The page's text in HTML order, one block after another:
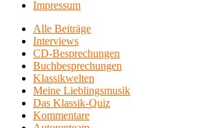
Impressum
Alle Beiträge
Interviews
CD-Besprechungen
Buchbesprechungen
Klassikwelten
Meine Lieblingsmusik
Das Klassik-Quiz
Kommentare